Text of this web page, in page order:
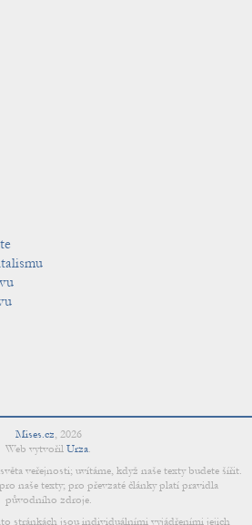
Mises.cz, 2026
Web vytvořil Urza.
veřejnosti; uvítáme, když naše texty budete šířit.
naše texty; pro převzaté články platí pravidla
původního zdroje.
stránkách jsou individuálními vyjádřeními jejich